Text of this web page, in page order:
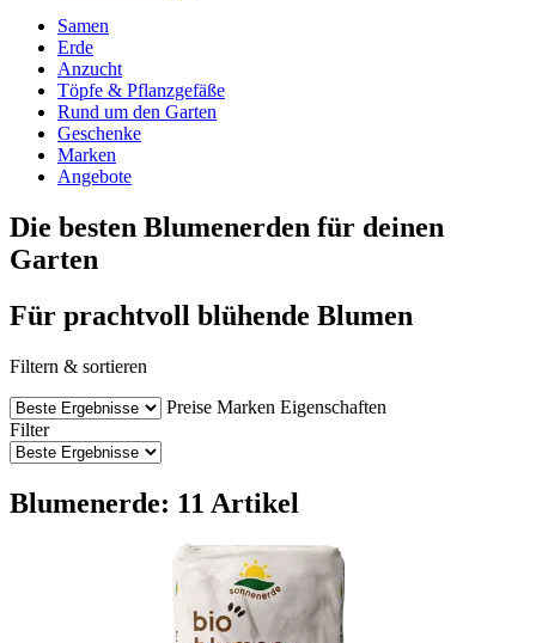
Samen
Erde
Anzucht
Töpfe & Pflanzgefäße
Rund um den Garten
Geschenke
Marken
Angebote
Die besten Blumenerden für deinen
Garten
Für prachtvoll blühende Blumen
Filtern & sortieren
Preise Marken Eigenschaften
Filter
Blumenerde: 11 Artikel